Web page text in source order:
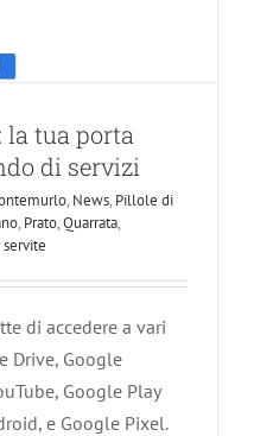
la tua porta
di servizi
, News, Pillole di
, Prato,Quarrata,
servite
di accedere a vari
Drive, Google
Google Play
e Google Pixel.